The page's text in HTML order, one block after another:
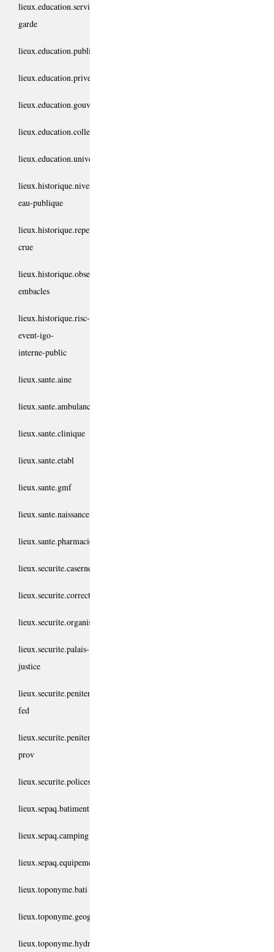
lieux.education.service-
garde
lieux.education.public
lieux.education.prive
lieux.education.gouvernemental
lieux.education.colleges
lieux.education.universites
lieux.historique.niveau-
eau-publique
lieux.historique.reperes-
crue
lieux.historique.observation-
embacles
lieux.historique.risc-
event-igo-
interne-public
lieux.sante.aine
lieux.sante.ambulance
lieux.sante.clinique
lieux.sante.etabl
lieux.sante.gmf
lieux.sante.naissance
lieux.sante.pharmacie
lieux.securite.casernes
lieux.securite.correctionnel
lieux.securite.organisme
lieux.securite.palais-
justice
lieux.securite.penitencier-
fed
lieux.securite.penitencier-
prov
lieux.securite.polices
lieux.sepaq.batiment
lieux.sepaq.camping
lieux.sepaq.equipement
lieux.toponyme.bati
lieux.toponyme.geographie
lieux.toponyme.hydro